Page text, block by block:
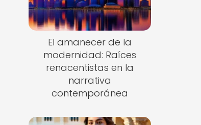
El amanecer de la
modernidad: Raíces
renacentistas en la
narrativa
contemporánea